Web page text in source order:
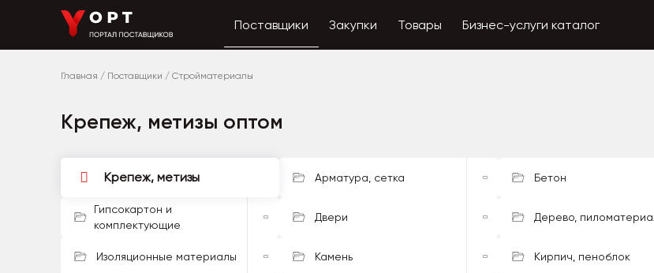
Поставщики Закупки Товары Бизнес-услуги каталог
Главная / Поставщики / Стройматериалы
Крепеж, метизы оптом
Арматура, сетка Бетон
Гипсокартон и
комплектующие
Двери Дерево,
Изоляционные материалы Камень Кирпич, пеноблок
Крепеж, метизы